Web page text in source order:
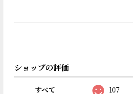
ショップの評価
すべて 107